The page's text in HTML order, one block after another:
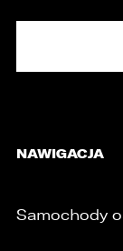
NAWIGACJA
Samochody